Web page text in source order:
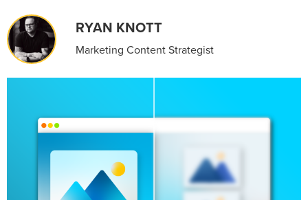
RYAN KNOTT
Marketing Content Strategist